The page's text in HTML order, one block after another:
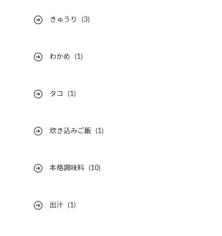
きゅうり (3)
わかめ (1)
タコ (1)
炊き込みご飯 (1)
本格調味料 (10)
出汁 (1)